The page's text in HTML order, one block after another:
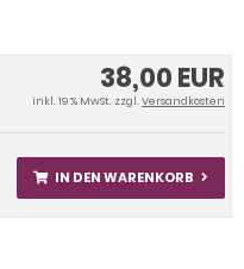
38,00 EUR
inkl. 19 % MwSt. zzgl.Versandkosten
IN DEN WARENKORB